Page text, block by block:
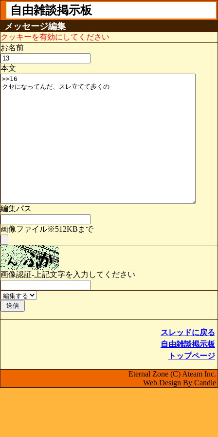
自由雑談掲示板
メッセージ編集
クッキーを有効にしてください
お名前
本文
編集パス
画像ファイル※512KBまで
画像認証-上記文字を入力してください
スレッドに戻る
自由雑談掲示板
トップページ
Eternal Zone (C) Ateam Inc.
Web Design By Candle